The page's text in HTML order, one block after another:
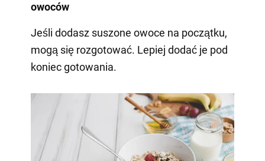
owoców
Jeśli dodasz suszone owoce na początku,
mogą się rozgotować. Lepiej dodać je pod
koniec gotowania.